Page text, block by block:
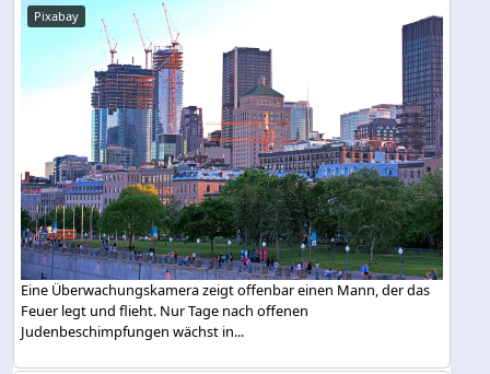
Pixabay
Eine Überwachungskamera zeigt offenbar einen Mann, der das
Feuer legt und flieht. Nur Tage nach offenen
Judenbeschimpfungen wächst in...